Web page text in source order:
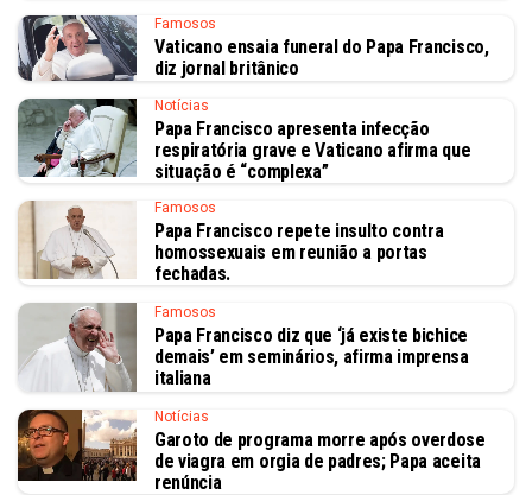
Famosos
Vaticano ensaia funeral do Papa Francisco,
diz jornal britânico
Notícias
Papa Francisco apresenta infecção
respiratória grave e Vaticano afirma que
situação é “complexa”
Famosos
Papa Francisco repete insulto contra
homossexuais em reunião a portas
fechadas.
Famosos
Papa Francisco diz que ‘já existe bichice
demais’ em seminários, afirma imprensa
italiana
Notícias
Garoto de programa morre após overdose
de viagra em orgia de padres; Papa aceita
renúncia